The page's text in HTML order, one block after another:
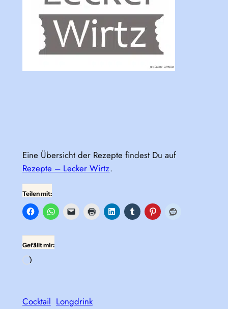
Eine Übersicht der Rezepte findest Du auf
Rezepte – Lecker Wirtz.
Teilen mit:
Gefällt mir:
Wird
Cocktail Longdrink